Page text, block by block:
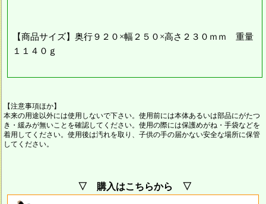
【商品サイズ】奥行９２０×幅２５０×高さ２３０ｍｍ 重量
１１４０ｇ
【注意事項ほか】
本来の用途以外には使用しないで下さい。使用前には本体あるいは部品にがたつ
き・緩みが無いことを確認してください。使用の際には保護めがね・手袋などを
着用してください。使用後は汚れを取り、子供の手の届かない安全な場所に保管
してください。
▽ 購入はこちらから ▽